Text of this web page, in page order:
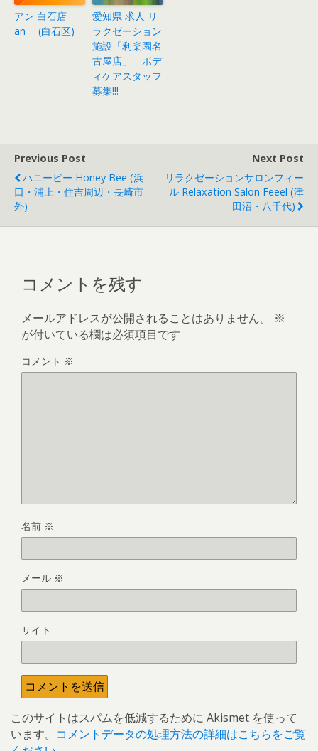
アン 白石店
an (白石区)
愛知県 求人 リ
ラクゼーション
施設「利楽園名
古屋店」 ボデ
ィケアスタッフ
募集!!!
Previous Post
ハニービー Honey Bee (浜
口・浦上・住吉周辺・長崎市
外)
Next Post
リラクゼーションサロンフィー
ル Relaxation Salon Feeel (津
田沼・八千代)
コメントを残す
メールアドレスが公開されることはありません。
※
が付いている欄は必須項目です
コメント ※
名前 ※
メール ※
サイト
このサイトはスパムを低減するために Akismet を使って
います。 コメントデータの処理方法の詳細はこちらをご覧